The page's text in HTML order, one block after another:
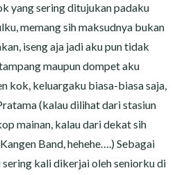
yang sering ditujukan padaku
memang sih maksudnya bukan
iseng aja jadi aku pun tidak
maupun dompet aku
kok, keluargaku biasa-biasa saja,
(kalau dilihat dari stasiun
mainan, kalau dari dekat sih
Band, hehehe….) Sebagai
kali dikerjai oleh seniorku di